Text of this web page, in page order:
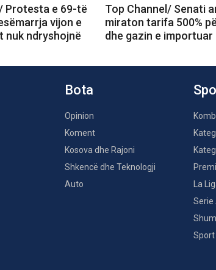
Protesta e 69-të
vijon e
nuk ndryshojnë
Top Channel/ Senati
miraton tarifa 500%
dhe gazin e importuar
Bota
Opinion
Koment
Kosova dhe Rajoni
Shkencë dhe Teknologji
Auto
La
Serie
Sport